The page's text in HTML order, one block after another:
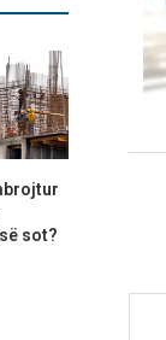
sot?